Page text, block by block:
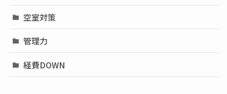
空室対策
管理力
経費DOWN